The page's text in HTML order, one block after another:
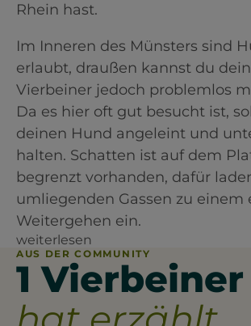
Rhein hast.
Im Inneren des Münsters sind
erlaubt, draußen kannst du
Vierbeiner jedoch problemlos
Da es hier oft gut besucht ist,
deinen Hund angeleint und
halten. Schatten ist auf dem
begrenzt vorhanden, dafür
umliegenden Gassen zu einem
Weitergehen ein.
weiterlesen
AUS DER COMMUNITY
1 Vierbeiner